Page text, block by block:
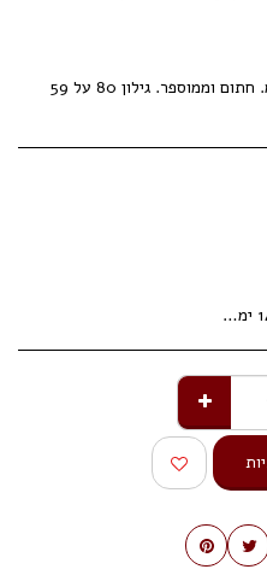
יוסל ברגנר, הדפס משי, 68 על 52 ס"מ. חתום וממוספר. גילון 80 על 59